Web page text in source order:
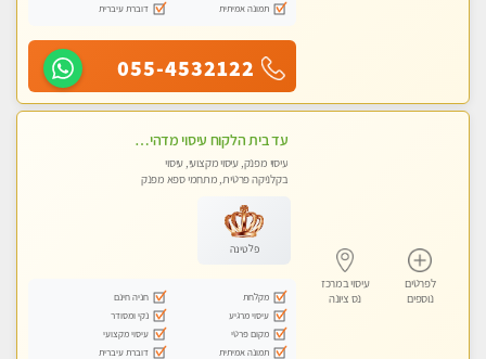
תמונה אמיתית
דוברת עיברית
055-4532122
לפרטים
נוספים
עיסוי במרכז
נס ציונה
עד בית הלקוח עיסוי מדהים מפנק מקצועי ומרגיע !!
עיסוי מפנק, עיסוי מקצועי, עיסוי
בקלניקה פרטית, מתחמי ספא מפנק
פלטינה
מקלחת
חניה חינם
עיסוי מרגיע
נקי ומסודר
מקום פרטי
עיסוי מקצועי
תמונה אמיתית
דוברת עיברית